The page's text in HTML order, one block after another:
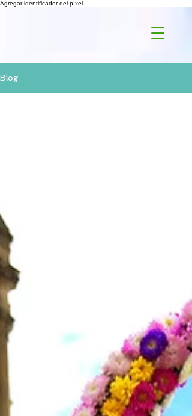
Agregar identificador del píxel
Blog